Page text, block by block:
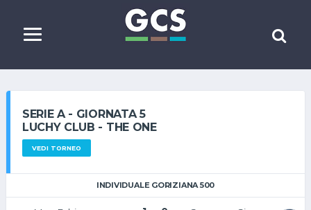
SERIE A - GIORNATA 5
LUCHY CLUB - THE ONE
VEDI TORNEO
INDIVIDUALE GORIZIANA 500